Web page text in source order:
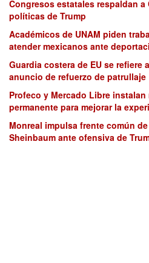
Congresos estatales respaldan
políticas de Trump
Académicos de UNAM piden
atender mexicanos ante
Guardia costera de EU se refiere
anuncio de refuerzo de patrullaje
Profeco y Mercado Libre instalan
permanente para mejorar la
Monreal impulsa frente común
Sheinbaum ante ofensiva de